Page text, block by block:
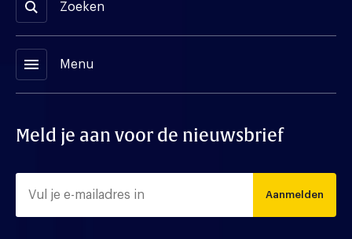
Zoeken
menu Menu
Meld je aan voor de nieuwsbrief
Aanmelden